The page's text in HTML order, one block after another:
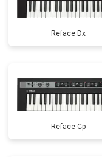
Reface Dx
Reface Cp